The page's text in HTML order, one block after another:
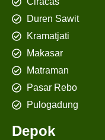
Duren Sawit
Kramatjati
Makasar
Matraman
Pasar Rebo
Pulogadung
Depok